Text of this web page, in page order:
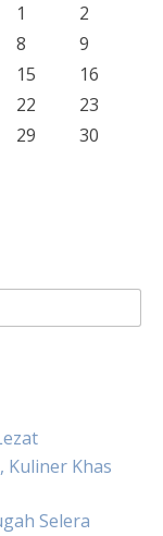
1
2
8
9
15
16
22
23
29
30
Kuliner Khas
Selera